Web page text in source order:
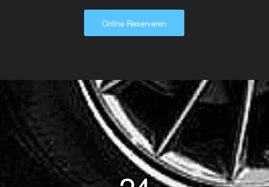
Online Reserveren